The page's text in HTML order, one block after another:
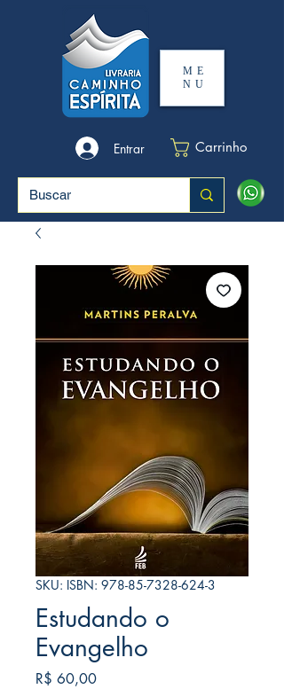
ME
NU
Entrar Carrinho
SKU: ISBN: 978-85-7328-624-3
Estudando o
Evangelho
R$ 60,00Preço